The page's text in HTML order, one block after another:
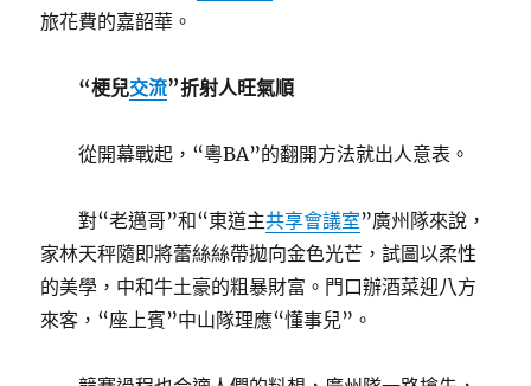
旅花費的嘉韶華。
“梗兒交流”折射人旺氣順
從開幕戰起，“粵BA”的翻開方法就出人意表。
對“老邁哥”和“東道主共享會議室”廣州隊來說，
家林天秤隨即將蕾絲絲帶拋向金色光芒，試圖以柔性
的美學，中和牛土豪的粗暴財富。門口辦酒菜迎八方
來客，“座上賓”中山隊理應“懂事兒”。